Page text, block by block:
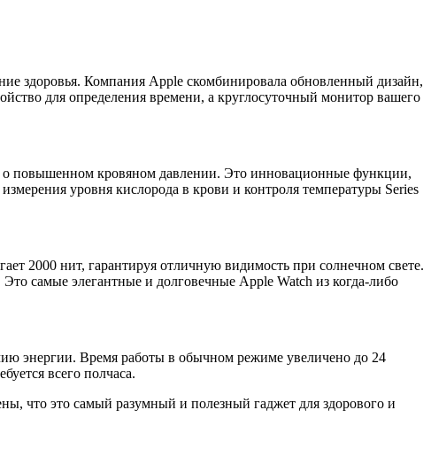
здоровья. Компания Apple скомбинировала обновленный дизайн,
для определения времени, а круглосуточный монитор вашего
о повышенном кровяном давлении. Это инновационные функции,
уровня кислорода в крови и контроля температуры Series
2000 нит, гарантируя отличную видимость при солнечном свете.
самые элегантные и долговечные Apple Watch из когда-либо
энергии. Время работы в обычном режиме увеличено до 24
всего полчаса.
что это самый разумный и полезный гаджет для здорового и